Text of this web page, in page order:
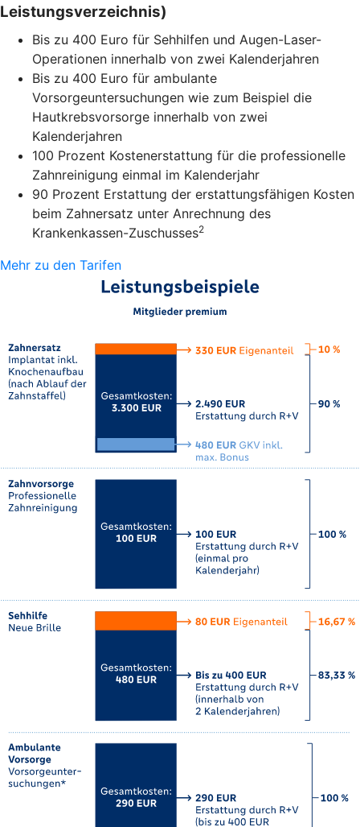
Leistungsverzeichnis)
Bis zu 400 Euro für Sehhilfen und Augen-Laser-
Operationen innerhalb von zwei Kalenderjahren
Bis zu 400 Euro für ambulante
Vorsorgeuntersuchungen wie zum Beispiel die
Hautkrebsvorsorge innerhalb von zwei
Kalenderjahren
100 Prozent Kostenerstattung für die professionelle
Zahnreinigung einmal im Kalenderjahr
90 Prozent Erstattung der erstattungsfähigen Kosten
beim Zahnersatz unter Anrechnung des
Krankenkassen-Zuschusses2
Mehr zu den Tarifen